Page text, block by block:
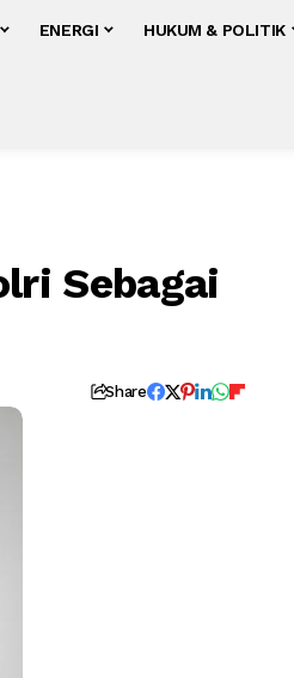
ENERGI HUKUM & POLITIK
Sebagai
Share